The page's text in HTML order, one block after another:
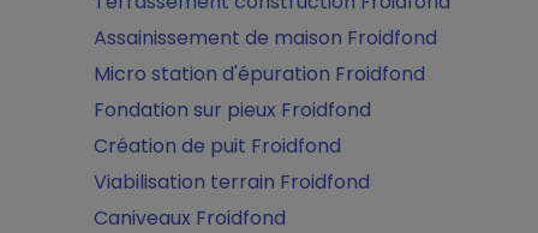
Assainissement de maison Froidfond
Micro station d'épuration Froidfond
Fondation sur pieux Froidfond
Création de puit Froidfond
Viabilisation terrain Froidfond
Caniveaux Froidfond